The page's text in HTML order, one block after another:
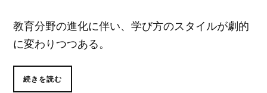
教育分野の進化に伴い、学び方のスタイルが劇的
に変わりつつある。
続きを読む